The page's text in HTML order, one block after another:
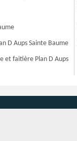
D Aups Sainte Baume
et faitière Plan D Aups